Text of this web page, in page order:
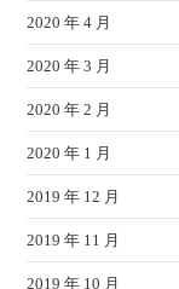
2020 年 4 月
2020 年 3 月
2020 年 2 月
2020 年 1 月
2019 年 12 月
2019 年 11 月
2019 年 10 月